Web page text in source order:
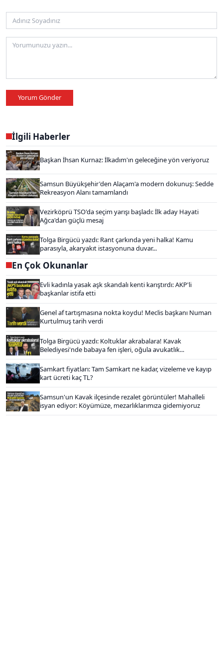
Yorum Gönder
İlgili Haberler
Başkan İhsan Kurnaz: İlkadım'ın geleceğine yön veriyoruz
Samsun Büyükşehir'den Alaçam'a modern dokunuş: Sedde
Rekreasyon Alanı tamamlandı
Vezirköprü TSO'da seçim yarışı başladı: İlk aday Hayati
Ağca'dan güçlü mesaj
Tolga Birgücü yazdı: Rant çarkında yeni halka! Kamu
parasıyla, akaryakıt istasyonuna duvar...
En Çok Okunanlar
Evli kadınla yasak aşk skandalı kenti karıştırdı: AKP'li
başkanlar istifa etti
Genel af tartışmasına nokta koydu! Meclis başkanı Numan
Kurtulmuş tarih verdi
Tolga Birgücü yazdı: Koltuklar akrabalara! Kavak
Belediyesi'nde babaya fen işleri, oğula avukatlık...
Samkart fiyatları: Tam Samkart ne kadar, vizeleme ve kayıp
kart ücreti kaç TL?
Samsun'un Kavak ilçesinde rezalet görüntüler! Mahalleli
isyan ediyor: Köyümüze, mezarlıklarımıza gidemiyoruz